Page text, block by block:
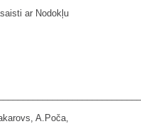
ar Nodokļu
A.Poča,